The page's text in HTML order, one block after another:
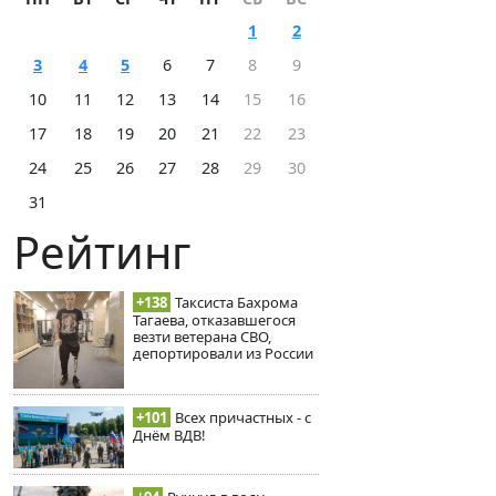
1
2
3
4 5 6 7 8
9
10
11 12 13 14 15
16
17
18 19 20 21 22
23
24
25 26 27 28 29
30
31
Рейтинг
+138 Таксиста Бахрома
Тагаева, отказавшегося
везти ветерана СВО,
депортировали из России
+101 Всех причастных - с
Днём ВДВ!